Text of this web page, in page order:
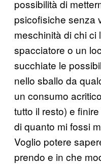
possibilità di
psicofisiche senza
meschinità di chi ci
spacciatore o un
succhiate le
nello sballo da
un consumo
tutto il resto) e
di quanto mi fossi
Voglio potere
prendo e in che